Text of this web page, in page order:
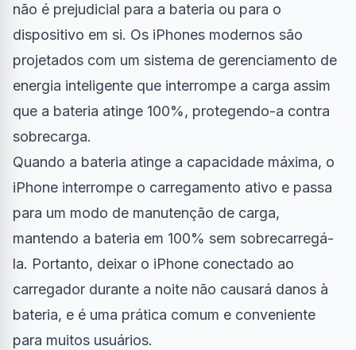
não é prejudicial para a bateria ou para o
dispositivo em si. Os iPhones modernos são
projetados com um sistema de gerenciamento de
energia inteligente que interrompe a carga assim
que a bateria atinge 100%, protegendo-a contra
sobrecarga.
Quando a bateria atinge a capacidade máxima, o
iPhone interrompe o carregamento ativo e passa
para um modo de manutenção de carga,
mantendo a bateria em 100% sem sobrecarregá-
la. Portanto, deixar o iPhone conectado ao
carregador durante a noite não causará danos à
bateria, e é uma prática comum e conveniente
para muitos usuários.